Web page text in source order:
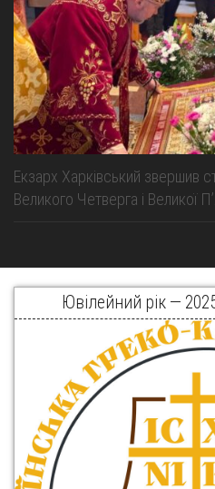
Екзарх Харківський звершив
Великого Четверга і Великої
Ювілейний рік —